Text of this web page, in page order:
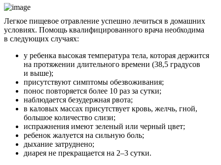
Легкое пищевое отравление успешно лечиться в домашних
условиях. Помощь квалифицированного врача необходима
в следующих случаях:
у ребенка высокая температура тела, которая держится
на протяжении длительного времени (38,5 градусов
и выше);
присутствуют симптомы обезвоживания;
понос повторяется более 10 раз за сутки;
наблюдается безудержная рвота;
в каловых массах присутствует кровь, желчь, гной,
большое количество слизи;
испражнения имеют зеленый или черный цвет;
ребенок жалуется на сильную боль;
дыхание затруднено;
диарея не прекращается на 2–3 сутки.